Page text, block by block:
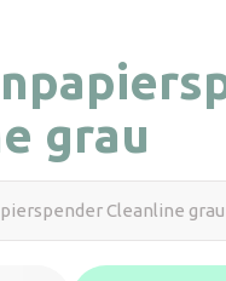
grau
Cleanline grau